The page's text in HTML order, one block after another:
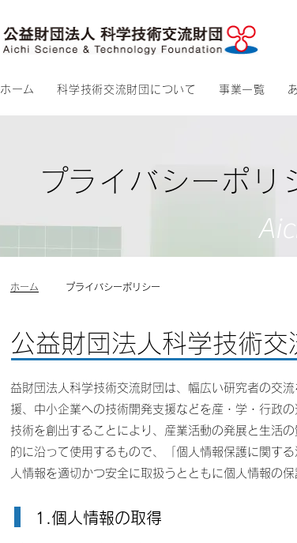
ホーム 科学技術交流財団について 事業一覧
プライバシーポリ
​ホーム ​プライバシーポリシー
公益財団法人科学技術
益財団法人科学技術交流財団は、幅広い研究者の交
援、中小企業への技術開発支援などを産・学・行政
技術を創出することにより、産業活動の発展と生活
的に沿って使用するもので、「個人情報保護に関す
人情報を適切かつ安全に取扱うとともに個人情報の保
1.個人情報の取得